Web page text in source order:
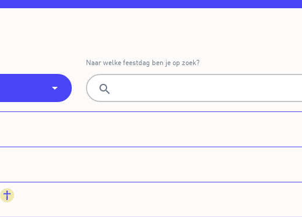
Naar welke feestdag ben je op zoek?